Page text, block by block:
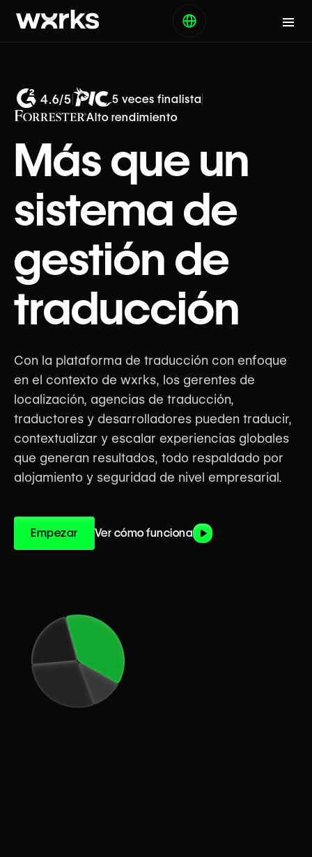
4.6/5
5 veces finalista
Alto rendimiento
Más que un
sistema de
gestión de
traducción
Con la plataforma de traducción con enfoque
en el contexto de wxrks, los gerentes de
localización, agencias de traducción,
traductores y desarrolladores pueden traducir,
contextualizar y escalar experiencias globales
que generan resultados, todo respaldado por
alojamiento y seguridad de nivel empresarial.
Empezar Ver cómo funciona